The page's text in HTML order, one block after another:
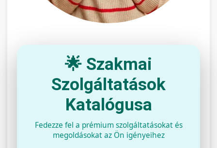
🌟 Szakmai
Szolgáltatások
Katalógusa
Fedezze fel a prémium szolgáltatásokat és
megoldásokat az Ön igényeihez